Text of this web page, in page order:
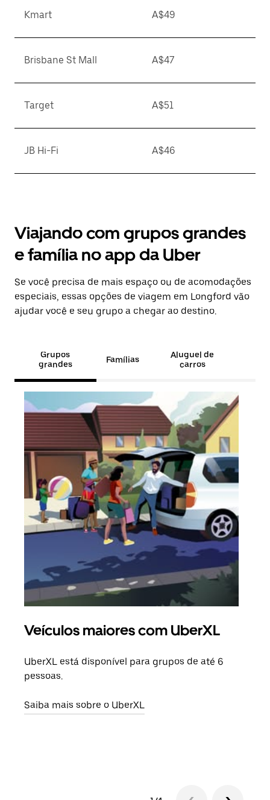
Kmart A$49
Brisbane St Mall A$47
Target A$51
JB Hi-Fi A$46
Viajando com grupos grandes
e família no app da Uber
Se você precisa de mais espaço ou de acomodações
especiais, essas opções de viagem em Longford vão
ajudar você e seu grupo a chegar ao destino.
Grupos
grandes
Famílias
Aluguel de
carros
Veículos maiores com UberXL
UberXL está disponível para grupos de até 6
pessoas.
Saiba mais sobre o UberXL